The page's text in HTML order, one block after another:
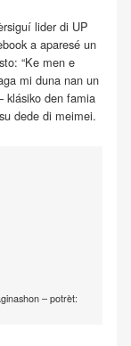
lider di UP
a aparesé un
“Ke men e
mi duna nan un
klásiko den famia
dede di meimei.
– potrèt: